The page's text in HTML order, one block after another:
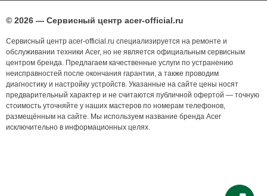
© 2026 — Сервисный центр acer-official.ru
Сервисный центр acer-official.ru специализируется на ремонте и
обслуживании техники Acer, но не является официальным сервисным
центром бренда. Предлагаем качественные услуги по устранению
неисправностей после окончания гарантии, а также проводим
диагностику и настройку устройств. Указанные на сайте цены носят
предварительный характер и не считаются публичной офертой — точную
стоимость уточняйте у наших мастеров по номерам телефонов,
размещённым на сайте. Мы используем название бренда Acer
исключительно в информационных целях.